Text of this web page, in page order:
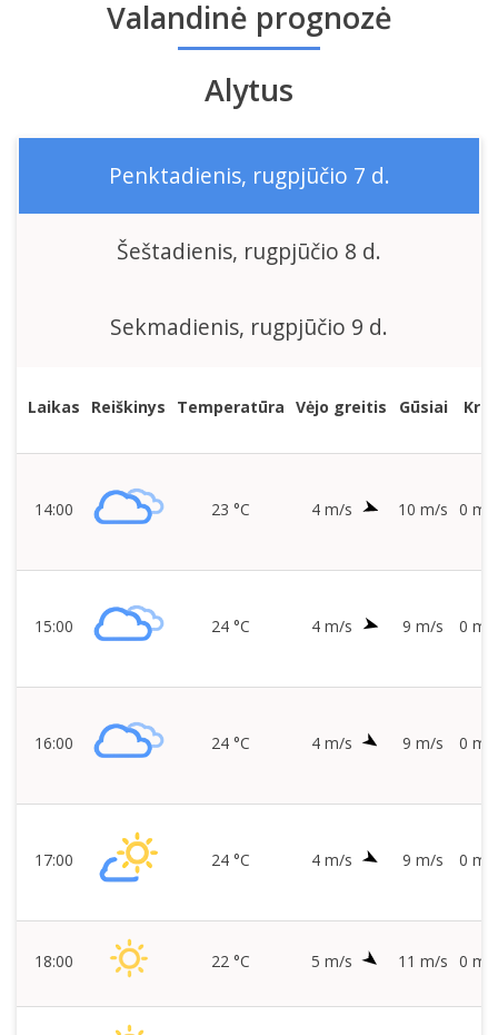
Valandinė prognozė
Alytus
Penktadienis, rugpjūčio 7 d.
Šeštadienis, rugpjūčio 8 d.
Sekmadienis, rugpjūčio 9 d.
Laikas Reiškinys Temperatūra Vėjo greitis Gūsiai
14:00 23 °C 4 m/s 10 m/s 0
15:00 24 °C 4 m/s 9 m/s 0
16:00 24 °C 4 m/s 9 m/s 0
17:00 24 °C 4 m/s 9 m/s 0
18:00 22 °C 5 m/s 11 m/s 0